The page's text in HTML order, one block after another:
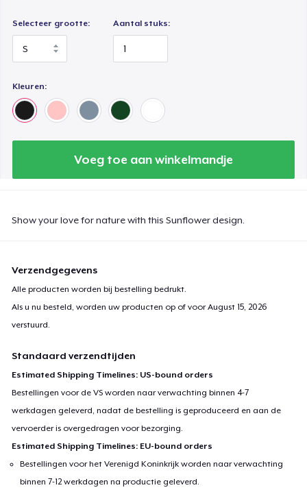
Selecteer grootte: Aantal stuks:
Kleuren:
Voeg toe aan winkelmandje
Show your love for nature with this Sunflower design.
Verzendgegevens
Alle producten worden bij bestelling bedrukt.
Als u nu besteld, worden uw producten op of voorAugust 15, 2026
verstuurd.
Standaard verzendtijden
Estimated Shipping Timelines: US-bound orders
Bestellingen voor de VS worden naar verwachting binnen 4-7
werkdagen geleverd, nadat de bestelling is geproduceerd en aan de
vervoerder is overgedragen voor bezorging.
Estimated Shipping Timelines: EU-bound orders
Bestellingen voor het Verenigd Koninkrijk worden naar verwachting
binnen 7-12 werkdagen na productie geleverd.